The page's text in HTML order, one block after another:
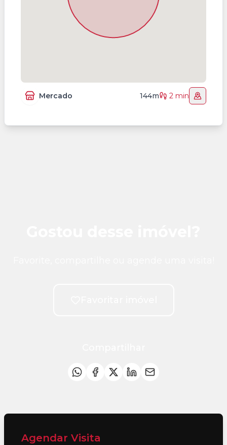
Mercado 144m 2 min
Agendar Visita